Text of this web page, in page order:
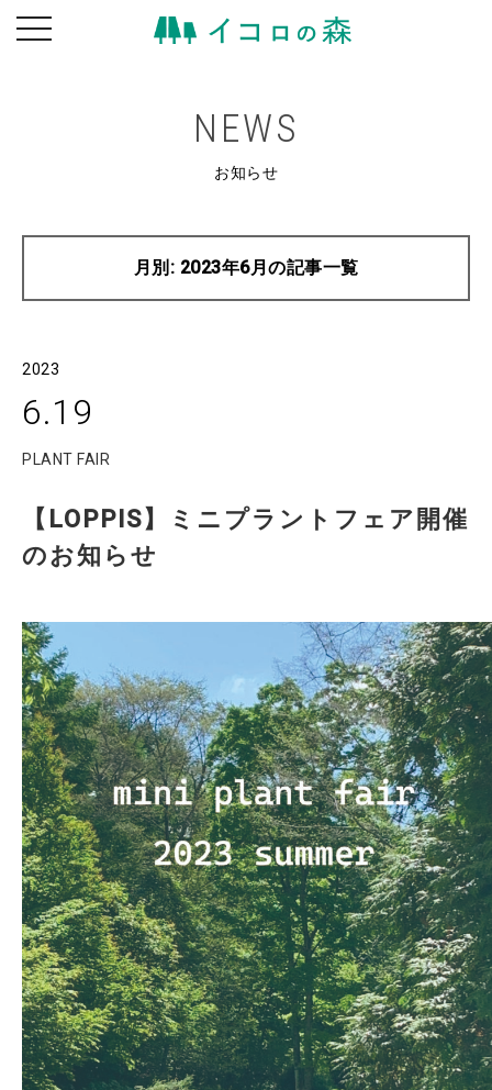
toggle
navigation
NEWS
お知らせ
月別: 2023年6月の記事一覧
2023
6.19
PLANT FAIR
【LOPPIS】ミニプラントフェア開催
のお知らせ